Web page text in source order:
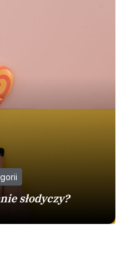
słodyczy?